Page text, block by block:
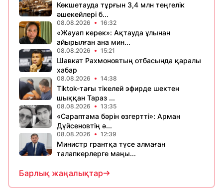
Көкшетауда тұрғын 3,4 млн теңгелік
әшекейлері б...
08.08.2026 16:32
«Жауап керек»: Ақтауда ұлынан
айырылған ана мин...
08.08.2026 15:21
Шавкат Рахмоновтың отбасында қаралы
хабар
08.08.2026 14:38
Tiktok-тағы тікелей эфирде шектен
шыққан Тараз ...
08.08.2026 13:35
«Сараптама бәрін өзгертті»: Арман
Дүйсеновтің ә...
08.08.2026 12:39
Министр грантқа түсе алмаған
талапкерлерге маңы...
Барлық жаңалықтар